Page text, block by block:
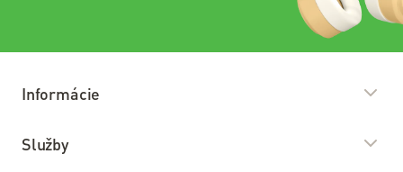
Informácie
O nás
Služby